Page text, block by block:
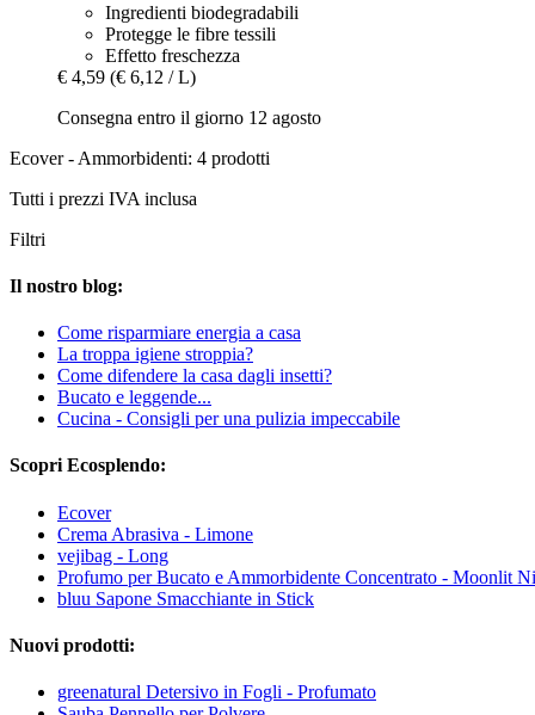
Ingredienti biodegradabili
Protegge le fibre tessili
Effetto freschezza
€ 4,59 (€ 6,12 / L)
Consegna entro il giorno 12 agosto
Ecover - Ammorbidenti: 4 prodotti
Tutti i prezzi IVA inclusa
Filtri
Il nostro blog:
Come risparmiare energia a casa
La troppa igiene stroppia?
Come difendere la casa dagli insetti?
Bucato e leggende...
Cucina - Consigli per una pulizia impeccabile
Scopri Ecosplendo:
Ecover
Crema Abrasiva - Limone
vejibag - Long
Profumo per Bucato e Ammorbidente Concentrato - Moonlit
bluu Sapone Smacchiante in Stick
Nuovi prodotti:
greenatural Detersivo in Fogli - Profumato